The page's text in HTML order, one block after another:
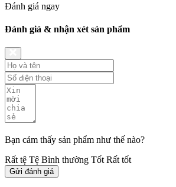
Đánh giá ngay
Đánh giá & nhận xét sản phẩm
Bạn cảm thấy sản phẩm như thế nào?
Rất tệ Tệ Bình thường Tốt Rất tốt
Gửi đánh giá